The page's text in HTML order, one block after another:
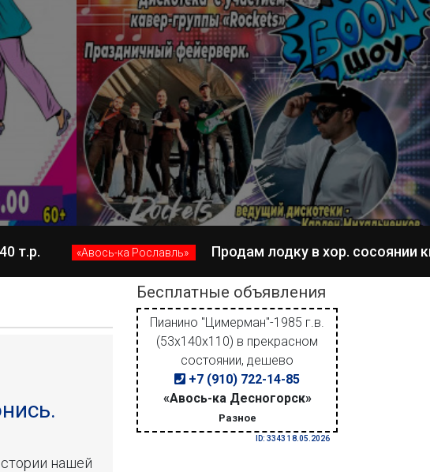
т.р. «Авось-ка Рославль» Продам лодку в хор. сосоянии
нашей
Бесплатные объявления
Пианино "Цимерман"-1985 г.в.
(53х140х110) в прекрасном
состоянии, дешево
+7 (910) 722-14-85
«Авось-ка Десногорск»
Разное
ID: 3343 18.05.2026